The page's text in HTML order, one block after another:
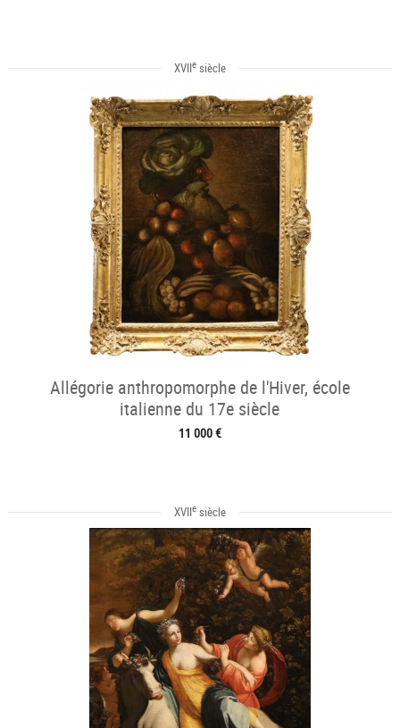
XVIIesiècle
Allégorie anthropomorphe de l'Hiver, école
italienne du 17e siècle
11 000 €
XVIIesiècle